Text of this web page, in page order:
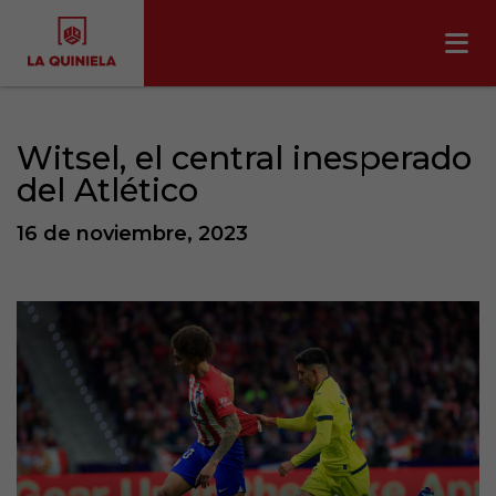
Witsel, el central inesperado
del Atlético
16 de noviembre, 2023